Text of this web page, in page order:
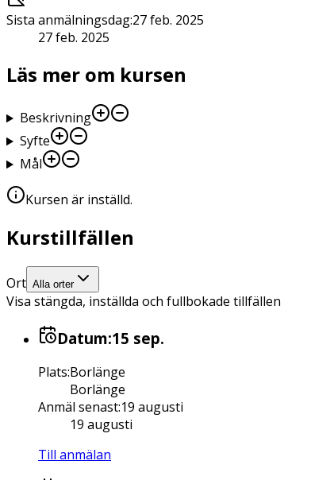
Sista anmälningsdag:27 feb. 2025
27 feb. 2025
Läs mer om kursen
Beskrivning
Syfte
Mål
Kursen är inställd.
Kurstillfällen
Ort Alla orter
Visa stängda, inställda och fullbokade tillfällen
Datum:15 sep.
Plats:Borlänge
Borlänge
Anmäl senast:19 augusti
19 augusti
Till anmälan